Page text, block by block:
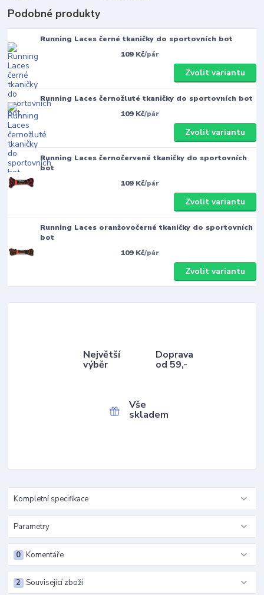
Podobné produkty
Running Laces černé tkaničky do sportovních bot
109 Kč/pár
Zvolit variantu
Running Laces černožluté tkaničky do sportovních bot
109 Kč/pár
Zvolit variantu
Running Laces černočervené tkaničky do sportovních
bot
109 Kč/pár
Zvolit variantu
Running Laces oranžovočerné tkaničky do sportovních
bot
109 Kč/pár
Zvolit variantu
Největší
výběr
Doprava
od 59,-
Vše
skladem
Kompletní specifikace
Parametry
Komentáře
0
Související zboží
2